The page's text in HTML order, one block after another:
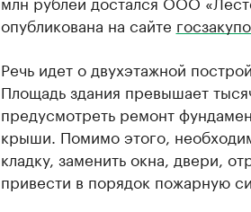
опубликована на сайте
Речь идет о двухэтажной
Площадь здания превышает
предусмотреть ремонт
крыши. Помимо этого,
кладку, заменить окна, двери,
привести в порядок пожарную